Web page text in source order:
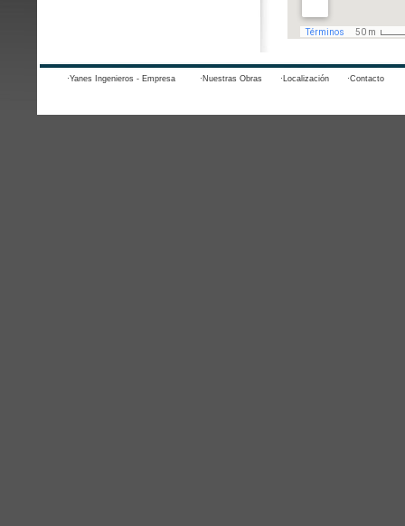
·Yanes Ingenieros - Empresa ·Nuestras Obras ·Localización ·Contacto